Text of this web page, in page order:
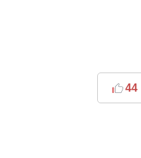
44